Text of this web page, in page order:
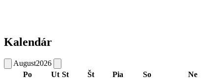
Kalendár
August2026
Po
Ut St Št Pia So Ne